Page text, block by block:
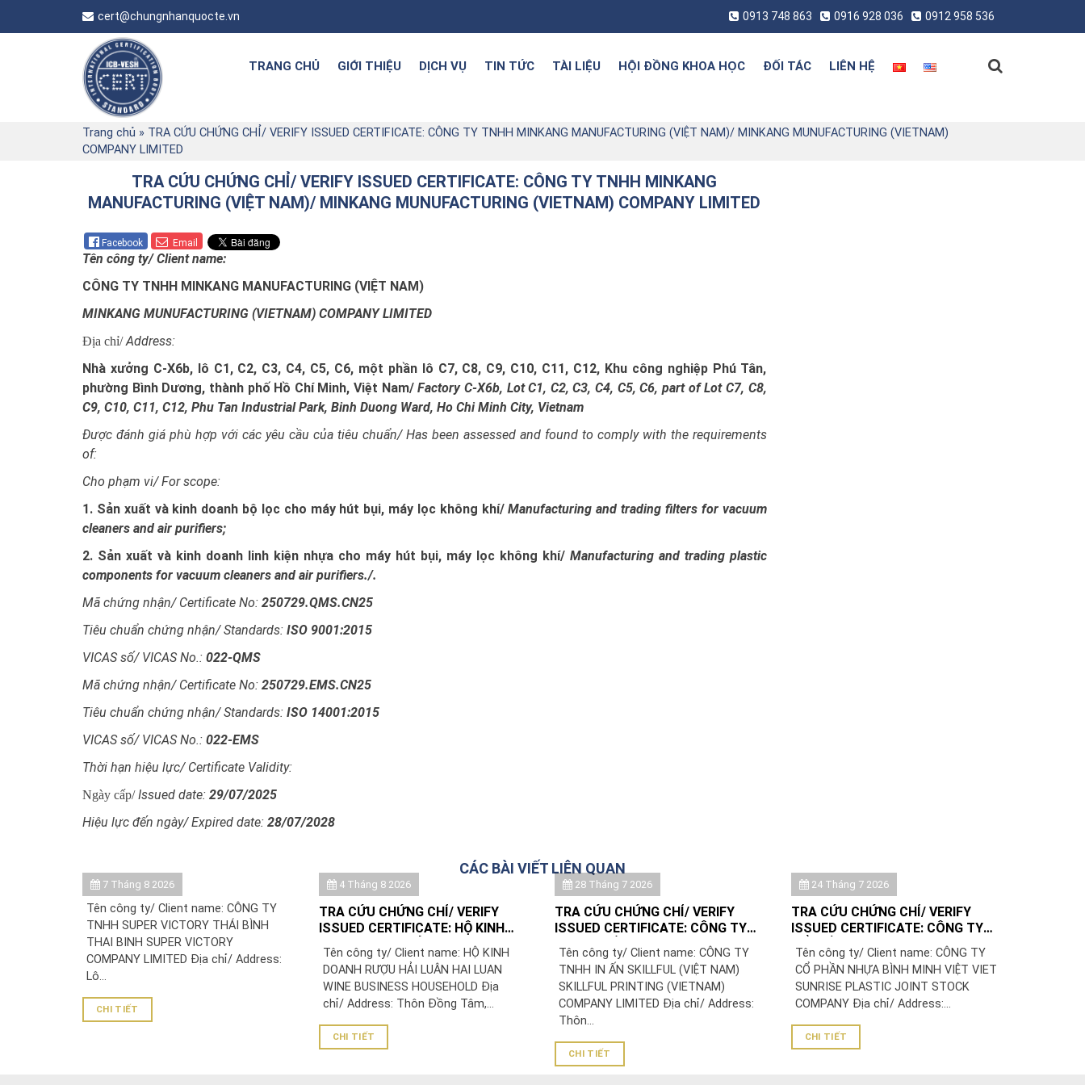
cert@chungnhanquocte.vn 0913 748 863 0916 928 036 0912 958 536
TRANG CHỦ GIỚI THIỆU DỊCH VỤ TIN TỨC TÀI LIỆU HỘI ĐỒNG KHOA HỌC ĐỐI TÁC LIÊN HỆ
Trang chủ » TRA CỨU CHỨNG CHỈ/ VERIFY ISSUED CERTIFICATE: CÔNG TY TNHH MINKANG MANUFACTURING (VIỆT NAM)/ MINKANG MUNUFACTURING (VIETNAM)
COMPANY LIMITED
TRA CỨU CHỨNG CHỈ/ VERIFY ISSUED CERTIFICATE: CÔNG TY TNHH MINKANG
MANUFACTURING (VIỆT NAM)/ MINKANG MUNUFACTURING (VIETNAM) COMPANY LIMITED
Facebook Email
Tên công ty/ Client name:
CÔNG TY TNHH MINKANG MANUFACTURING (VIỆT NAM)
MINKANG MUNUFACTURING (VIETNAM) COMPANY LIMITED
Địa chỉ/Address:
Nhà xưởng C-X6b, lô C1, C2, C3, C4, C5, C6, một phần lô C7, C8, C9, C10, C11, C12, Khu công nghiệp Phú Tân,
phường Bình Dương, thành phố Hồ Chí Minh, Việt Nam/Factory C-X6b, Lot C1, C2, C3, C4, C5, C6, part of Lot C7, C8,
C9, C10, C11, C12, Phu Tan Industrial Park, Binh Duong Ward, Ho Chi Minh City, Vietnam
Được đánh giá phù hợp với các yêu cầu của tiêu chuẩn/Has been assessed and found to comply with the requirements
of:
Cho phạm vi/ For scope:
1. Sản xuất và kinh doanh bộ lọc cho máy hút bụi, máy lọc không khí/Manufacturing and trading filters for vacuum
cleaners and air purifiers;
2. Sản xuất và kinh doanh linh kiện nhựa cho máy hút bụi, máy lọc không khí/ Manufacturing and trading plastic
components for vacuum cleaners and air purifiers./.
Mã chứng nhận/ Certificate No: 250729.QMS.CN25
Tiêu chuẩn chứng nhận/ Standards: ISO 9001:2015
VICAS số/ VICAS No.: 022-QMS
Mã chứng nhận/ Certificate No: 250729.EMS.CN25
Tiêu chuẩn chứng nhận/ Standards: ISO 14001:2015
VICAS số/ VICAS No.: 022-EMS
Thời hạn hiệu lực/ Certificate Validity:
Ngày cấp/Issued date: 29/07/2025
Hiệu lực đến ngày/ Expired date: 28/07/2028
CÁC BÀI VIẾT LIÊN QUAN
7 Tháng 8 2026
Tên công ty/ Client name: CÔNG TY
TNHH SUPER VICTORY THÁI BÌNH
THAI BINH SUPER VICTORY
COMPANY LIMITED Địa chỉ/ Address:
Lô...
CHI TIẾT
4 Tháng 8 2026
TRA CỨU CHỨNG CHỈ/ VERIFY
ISSUED CERTIFICATE: HỘ KINH
Tên công ty/ Client name: HỘ KINH
DOANH RƯỢU HẢI LUÂN HAI LUAN
WINE BUSINESS HOUSEHOLD Địa
chỉ/ Address: Thôn Đồng Tâm,...
CHI TIẾT
28 Tháng 7 2026
TRA CỨU CHỨNG CHỈ/ VERIFY
ISSUED CERTIFICATE: CÔNG TY
TNHH IN ẤN SKILLFUL (VIỆT NAM)/
SKILLFUL PRINTING (VIETNAM)
COMPANY LIMITED
Tên công ty/ Client name: CÔNG TY
TNHH IN ẤN SKILLFUL (VIỆT NAM)
SKILLFUL PRINTING (VIETNAM)
COMPANY LIMITED Địa chỉ/ Address:
Thôn...
CHI TIẾT
24 Tháng 7 2026
TRA CỨU CHỨNG CHỈ/ VERIFY
ISSUED CERTIFICATE: CÔNG TY
CỔ PHẦN NHỰA BÌNH MINH VIỆT
Tên công ty/ Client name: CÔNG TY
CỔ PHẦN NHỰA BÌNH MINH VIỆT VIET
SUNRISE PLASTIC JOINT STOCK
COMPANY Địa chỉ/ Address:...
CHI TIẾT